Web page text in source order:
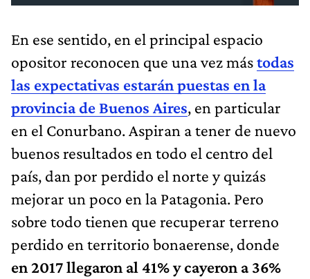
En ese sentido, en el principal espacio
opositor reconocen que una vez mástodas
las expectativas estarán puestas en la
provincia de Buenos Aires, en particular
en el Conurbano. Aspiran a tener de nuevo
buenos resultados en todo el centro del
país, dan por perdido el norte y quizás
mejorar un poco en la Patagonia. Pero
sobre todo tienen que recuperar terreno
perdido en territorio bonaerense, donde
en 2017 llegaron al 41% y cayeron a 36%